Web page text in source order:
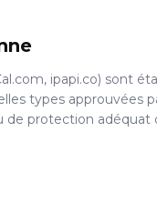
ipapi.co) sont
types approuvées
de protection adéquat